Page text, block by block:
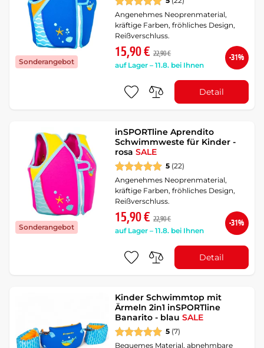
Sonderangebot
Angenehmes Neoprenmaterial,
kräftige Farben, fröhliches Design,
Reißverschluss.
15,90 € 22,90 €
auf Lager – 11.8. bei Ihnen
-31%
Detail
Sonderangebot
inSPORTline Aprendito
Schwimmweste für Kinder -
rosaSALE
5 (22)
Angenehmes Neoprenmaterial,
kräftige Farben, fröhliches Design,
Reißverschluss.
15,90 € 22,90 €
auf Lager – 11.8. bei Ihnen
-31%
Detail
Kinder Schwimmtop mit
Ärmeln 2in1 inSPORTline
Banarito - blauSALE
5 (7)
Bequemes Material, abnehmbare